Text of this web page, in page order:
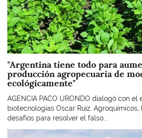
"Argentina tiene todo para
producción agropecuaria de
ecológicamente"
AGENCIA PACO URONDO dialogó con el
biotecnologías Oscar Ruíz.
desafíos para resolver el falso...
Imagen